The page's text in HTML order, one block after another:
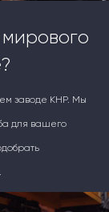
заводе КНР. Мы
для вашего